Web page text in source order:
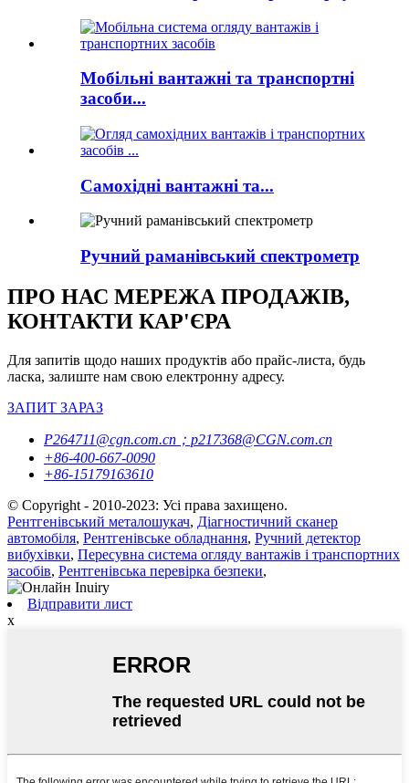
Мобільні вантажні та транспортні
засоби...
Самохідні вантажні та...
Ручний раманівський спектрометр
ПРО НАС МЕРЕЖА ПРОДАЖІВ,
КОНТАКТИ КАР'ЄРА
Для запитів щодо наших продуктів або прайс-листа, будь
ласка, залиште нам свою електронну адресу.
ЗАПИТ ЗАРАЗ
P264711@cgn.com.cn；p217368@CGN.com.cn
+86-400-667-0090
+86-15179163610
© Copyright - 2010-2023: Усі права захищено.
Рентгенівський металошукач, Діагностичний сканер
автомобіля, Рентгенівське обладнання, Ручний детектор
вибухівки, Пересувна система огляду вантажів і транспортних
засобів, Рентгенівська перевірка безпеки,
Відправити лист
x